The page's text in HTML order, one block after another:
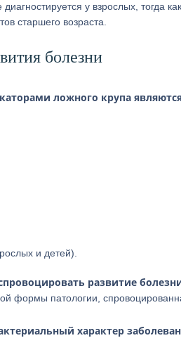
у взрослых, тогда
старшего возраста.
болезни
ложного крупа
и детей).
развитие
формы патологии,
характер